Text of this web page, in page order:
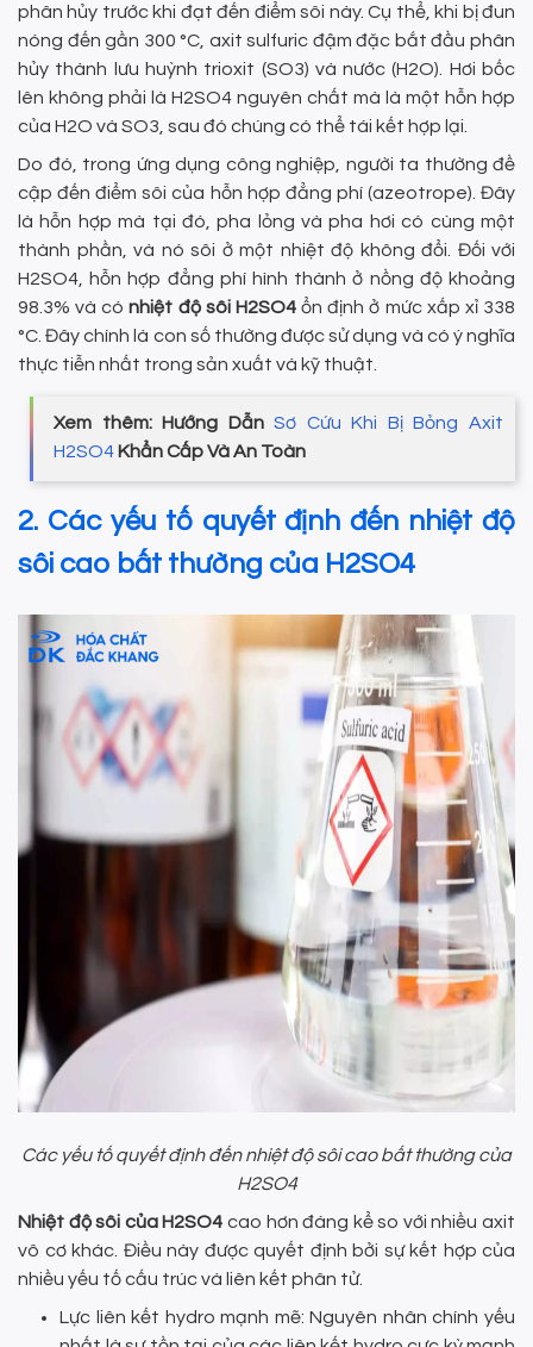
phân hủy trước khi đạt đến điểm sôi này. Cụ thể, khi bị đun
nóng đến gần 300 °C, axit sulfuric đậm đặc bắt đầu phân
hủy thành lưu huỳnh trioxit (SO3) và nước (H2O). Hơi bốc
lên không phải là H2SO4 nguyên chất mà là một hỗn hợp
của H2O và SO3, sau đó chúng có thể tái kết hợp lại.
Do đó, trong ứng dụng công nghiệp, người ta thường đề
cập đến điểm sôi của hỗn hợp đẳng phí (azeotrope). Đây
là hỗn hợp mà tại đó, pha lỏng và pha hơi có cùng một
thành phần, và nó sôi ở một nhiệt độ không đổi. Đối với
H2SO4, hỗn hợp đẳng phí hình thành ở nồng độ khoảng
98.3% và cónhiệt độ sôi H2SO4ổn định ở mức xấp xỉ 338
°C. Đây chính là con số thường được sử dụng và có ý nghĩa
thực tiễn nhất trong sản xuất và kỹ thuật.
Xem thêm: Hướng DẫnSơ Cứu Khi Bị Bỏng Axit
H2SO4 Khẩn Cấp Và An Toàn
2. Các yếu tố quyết định đến nhiệt độ
sôi cao bất thường của H2SO4
Các yếu tố quyết định đến nhiệt độ sôi cao bất thường của
H2SO4
Nhiệt độ sôi của H2SO4 cao hơn đáng kể so với nhiều axit
vô cơ khác. Điều này được quyết định bởi sự kết hợp của
nhiều yếu tố cấu trúc và liên kết phân tử.
Lực liên kết hydro mạnh mẽ: Nguyên nhân chính yếu